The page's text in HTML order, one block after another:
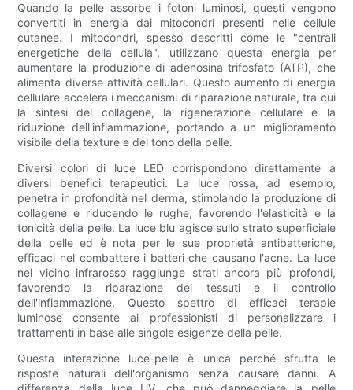
Quando la pelle assorbe i fotoni luminosi, questi vengono
convertiti in energia dai mitocondri presenti nelle cellule
cutanee. I mitocondri, spesso descritti come le "centrali
energetiche della cellula", utilizzano questa energia per
aumentare la produzione di adenosina trifosfato (ATP), che
alimenta diverse attività cellulari. Questo aumento di energia
cellulare accelera i meccanismi di riparazione naturale, tra cui
la sintesi del collagene, la rigenerazione cellulare e la
riduzione dell'infiammazione, portando a un miglioramento
visibile della texture e del tono della pelle.
Diversi colori di luce LED corrispondono direttamente a
diversi benefici terapeutici. La luce rossa, ad esempio,
penetra in profondità nel derma, stimolando la produzione di
collagene e riducendo le rughe, favorendo l'elasticità e la
tonicità della pelle. La luce blu agisce sullo strato superficiale
della pelle ed è nota per le sue proprietà antibatteriche,
efficaci nel combattere i batteri che causano l'acne. La luce
nel vicino infrarosso raggiunge strati ancora più profondi,
favorendo la riparazione dei tessuti e il controllo
dell'infiammazione. Questo spettro di efficaci terapie
luminose consente ai professionisti di personalizzare i
trattamenti in base alle singole esigenze della pelle.
Questa interazione luce-pelle è unica perché sfrutta le
risposte naturali dell'organismo senza causare danni. A